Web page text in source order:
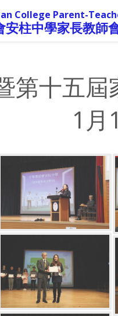
College Parent-
安柱中學家長教師
第十五
1月